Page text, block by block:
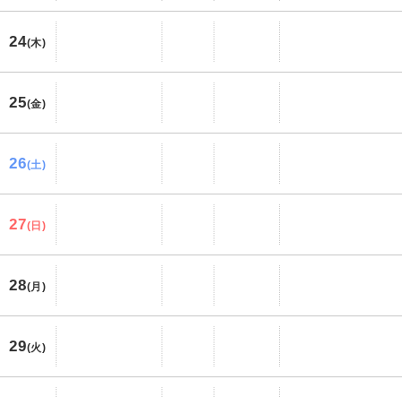
24(木)
25(金)
26(土)
27(日)
28(月)
29(火)